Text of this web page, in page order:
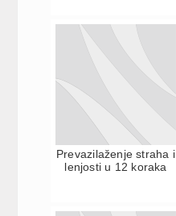
Prevazilaženje straha i
lenjosti u 12 koraka